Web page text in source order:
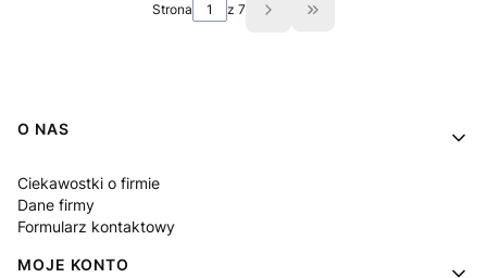
Strona z 7 Przejdź do ostatniej
Linki w stopce
O NAS
Ciekawostki o firmie
Dane firmy
Formularz kontaktowy
MOJE KONTO